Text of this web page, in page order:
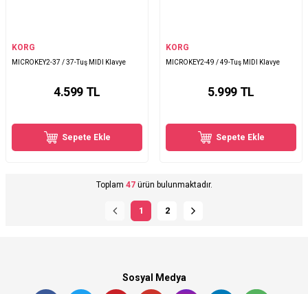
KORG
MICROKEY2-37 / 37-Tuş MIDI Klavye
4.599 TL
Sepete Ekle
KORG
MICROKEY2-49 / 49-Tuş MIDI Klavye
5.999 TL
Sepete Ekle
Toplam 47ürün bulunmaktadır.
1 2
Sosyal Medya